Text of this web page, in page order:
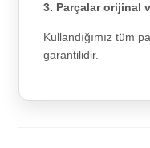
3. Parçalar orijinal
Kullandığımız tüm
garantilidir.